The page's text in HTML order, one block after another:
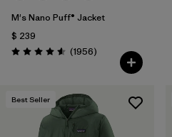
M's Nano Puff® Jacket
$ 239
Valoración: 4.6 / 5
(1956Comentarios
)
Best Seller